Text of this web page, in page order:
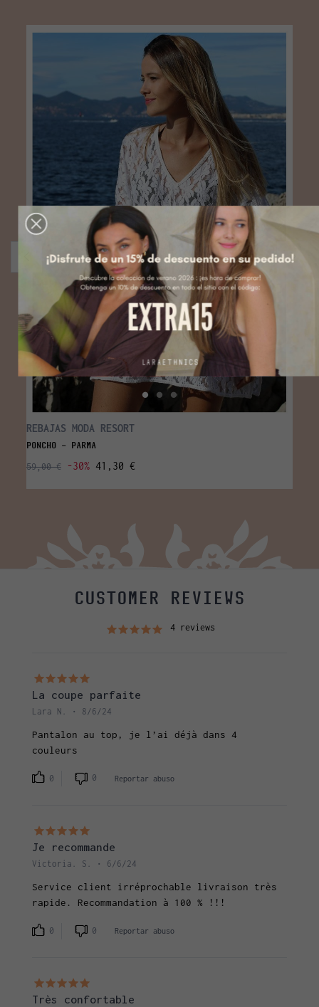
REBAJAS MODA RESORT
PONCHO - PARMA
59,00 € -30% 41,30 €
CUSTOMER REVIEWS
4 reviews
La coupe parfaite
Lara N. • 8/6/24
Pantalon au top, je l’ai déjà dans 4
couleurs
0 0 Reportar abuso
Je recommande
Victoria. S. • 6/6/24
Service client irréprochable livraison très
rapide. Recommandation à 100 % !!!
0 0 Reportar abuso
Très confortable